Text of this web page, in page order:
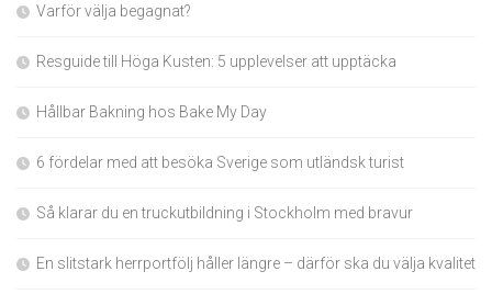
Varför välja begagnat?
Resguide till Höga Kusten: 5 upplevelser att upptäcka
Hållbar Bakning hos Bake My Day
6 fördelar med att besöka Sverige som utländsk turist
Så klarar du en truckutbildning i Stockholm med bravur
En slitstark herrportfölj håller längre – därför ska du välja kvalitet